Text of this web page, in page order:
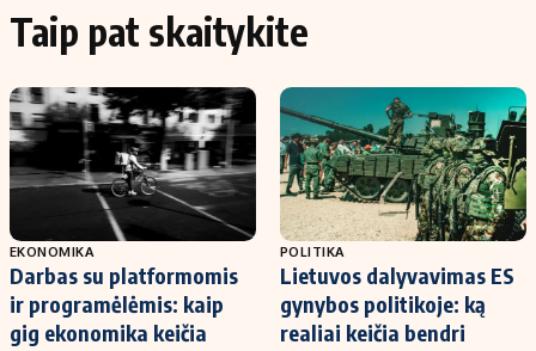
Taip pat skaitykite
EKONOMIKA
Darbas su platformomis
ir programėlėmis: kaip
gig ekonomika keičia
POLITIKA
Lietuvos dalyvavimas ES
gynybos politikoje: ką
realiai keičia bendri